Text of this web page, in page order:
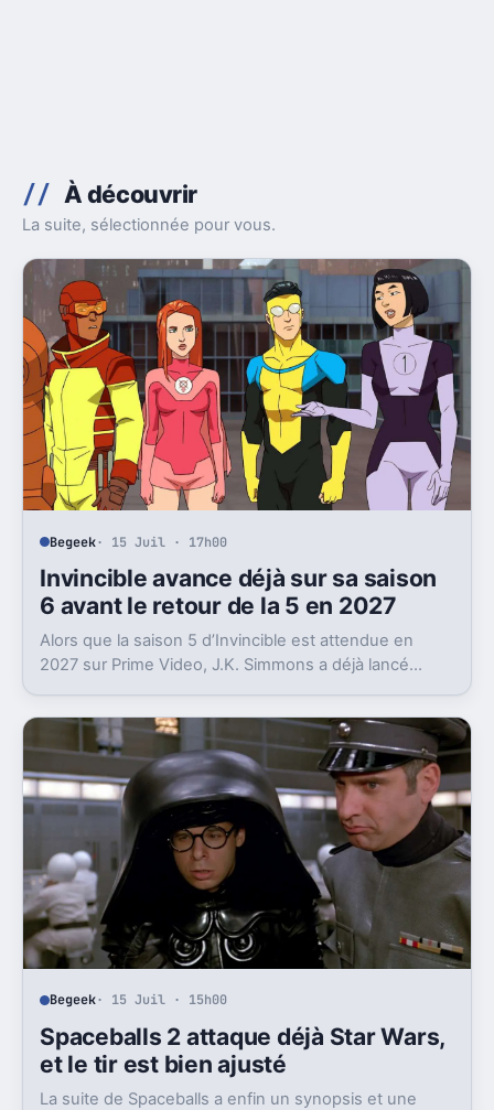
À découvrir
La suite, sélectionnée pour vous.
Begeek· 15 Juil · 17h00
Invincible avance déjà sur sa saison
6 avant le retour de la 5 en 2027
Alors que la saison 5 d’Invincible est attendue en
2027 sur Prime Video, J.K. Simmons a déjà lancé
Begeek· 15 Juil · 15h00
Spaceballs 2 attaque déjà Star Wars,
et le tir est bien ajusté
La suite de Spaceballs a enfin un synopsis et une